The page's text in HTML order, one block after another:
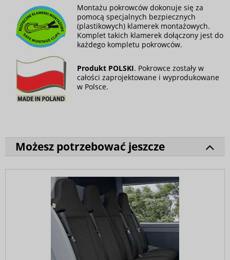
Montażu pokrowców dokonuje się za
pomocą specjalnych bezpiecznych
(plastikowych) klamerek montażowych.
Komplet takich klamerek dołączony jest do
każdego kompletu pokrowców.
Produkt POLSKI. Pokrowce zostały w
całości zaprojektowane i wyprodukowane
w Polsce.
Możesz potrzebować jeszcze